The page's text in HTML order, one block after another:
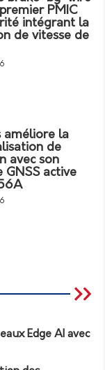
PMIC
intégrant la
de vitesse de
améliore la
de
avec son
GNSS active
Edge AI avec